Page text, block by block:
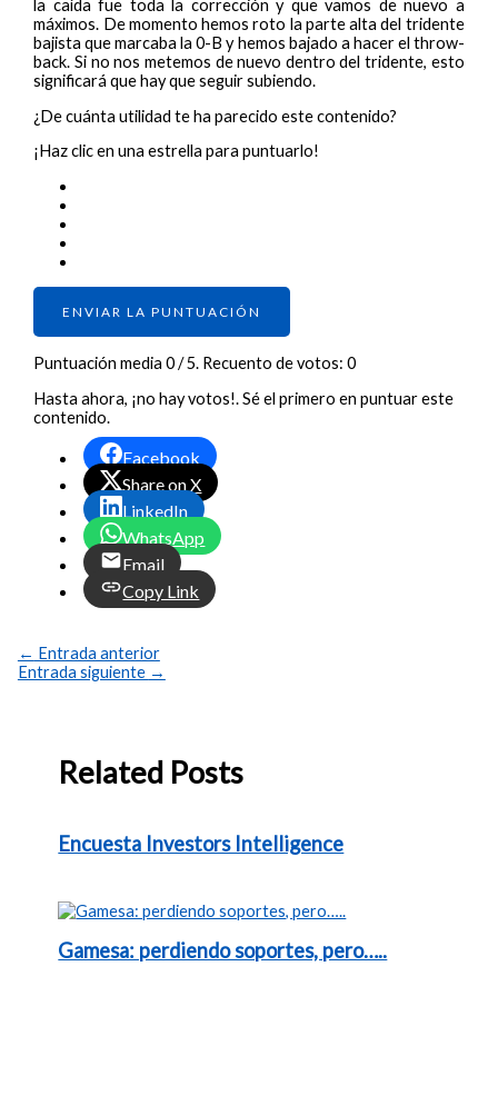
la caída fue toda la corrección y que vamos de nuevo a
máximos. De momento hemos roto la parte alta del tridente
bajista que marcaba la 0-B y hemos bajado a hacer el throw-
back. Si no nos metemos de nuevo dentro del tridente, esto
significará que hay que seguir subiendo.
¿De cuánta utilidad te ha parecido este contenido?
¡Haz clic en una estrella para puntuarlo!
ENVIAR LA PUNTUACIÓN
Puntuación media0/ 5. Recuento de votos:0
Hasta ahora, ¡no hay votos!. Sé el primero en puntuar este
contenido.
Facebook
Share on X
LinkedIn
WhatsApp
Email
Copy Link
← Entrada anterior
Entrada siguiente →
Related Posts
Encuesta Investors Intelligence
Gamesa: perdiendo soportes, pero…..